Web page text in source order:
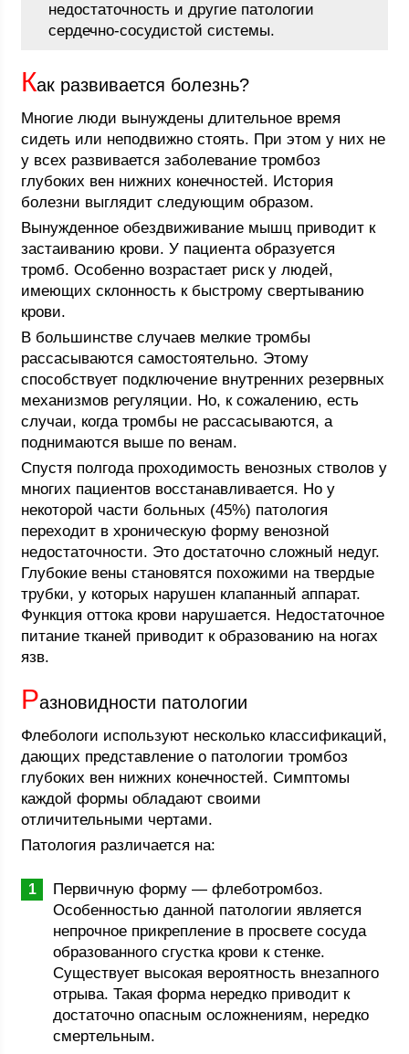
недостаточность и другие патологии
сердечно-сосудистой системы.
Как развивается болезнь?
Многие люди вынуждены длительное время
сидеть или неподвижно стоять. При этом у них не
у всех развивается заболевание тромбоз
глубоких вен нижних конечностей. История
болезни выглядит следующим образом.
Вынужденное обездвиживание мышц приводит к
застаиванию крови. У пациента образуется
тромб. Особенно возрастает риск у людей,
имеющих склонность к быстрому свертыванию
крови.
В большинстве случаев мелкие тромбы
рассасываются самостоятельно. Этому
способствует подключение внутренних резервных
механизмов регуляции. Но, к сожалению, есть
случаи, когда тромбы не рассасываются, а
поднимаются выше по венам.
Спустя полгода проходимость венозных стволов у
многих пациентов восстанавливается. Но у
некоторой части больных (45%) патология
переходит в хроническую форму венозной
недостаточности. Это достаточно сложный недуг.
Глубокие вены становятся похожими на твердые
трубки, у которых нарушен клапанный аппарат.
Функция оттока крови нарушается. Недостаточное
питание тканей приводит к образованию на ногах
язв.
Разновидности патологии
Флебологи используют несколько классификаций,
дающих представление о патологии тромбоз
глубоких вен нижних конечностей. Симптомы
каждой формы обладают своими
отличительными чертами.
Патология различается на:
Первичную форму — флеботромбоз.
Особенностью данной патологии является
непрочное прикрепление в просвете сосуда
образованного сгустка крови к стенке.
Существует высокая вероятность внезапного
отрыва. Такая форма нередко приводит к
достаточно опасным осложнениям, нередко
смертельным.